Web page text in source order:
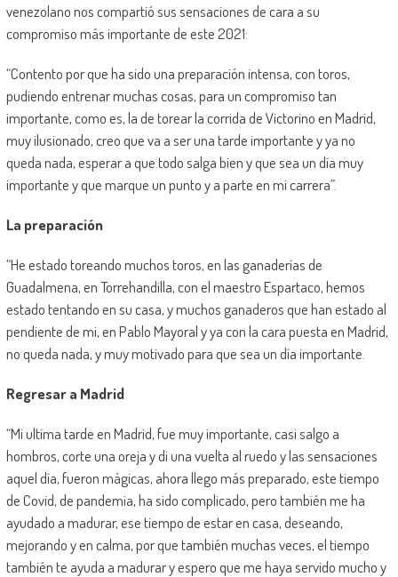
venezolano nos compartió sus sensaciones de cara a su
compromiso más importante de este 2021:
“Contento por que ha sido una preparación intensa, con toros,
pudiendo entrenar muchas cosas, para un compromiso tan
importante, como es, la de torear la corrida de Victorino en Madrid,
muy ilusionado, creo que va a ser una tarde importante y ya no
queda nada, esperar a que todo salga bien y que sea un día muy
importante y que marque un punto y a parte en mi carrera”.
La preparación
“He estado toreando muchos toros, en las ganaderías de
Guadalmena, en Torrehandilla, con el maestro Espartaco, hemos
estado tentando en su casa, y muchos ganaderos que han estado al
pendiente de mi, en Pablo Mayoral y ya con la cara puesta en Madrid,
no queda nada, y muy motivado para que sea un día importante.
Regresar a Madrid
“Mi ultima tarde en Madrid, fue muy importante, casi salgo a
hombros, corte una oreja y di una vuelta al ruedo y las sensaciones
aquel día, fueron mágicas, ahora llego más preparado, este tiempo
de Covid, de pandemia, ha sido complicado, pero también me ha
ayudado a madurar, ese tiempo de estar en casa, deseando,
mejorando y en calma, por que también muchas veces, el tiempo
también te ayuda a madurar y espero que me haya servido mucho y